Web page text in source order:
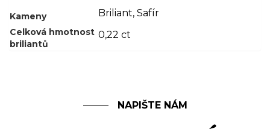
Kameny Briliant, Safír
Celková hmotnost
briliantů
0,22 ct
NAPIŠTE NÁM